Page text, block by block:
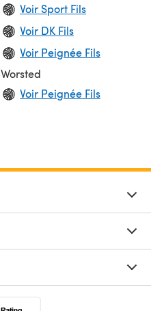
Voir Sport Fils
Voir DK Fils
Voir Peignée Fils
Worsted
Voir Peignée Fils